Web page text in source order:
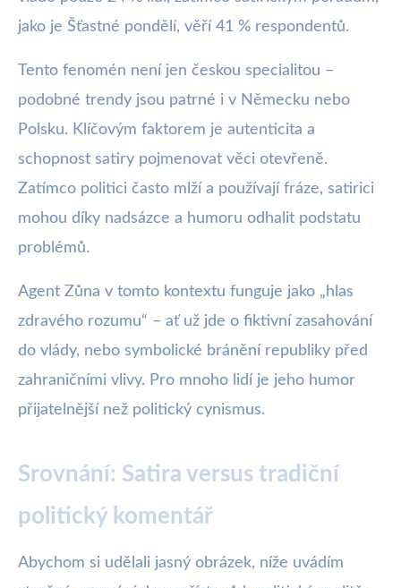
jako je Šťastné pondělí, věří 41 % respondentů.
Tento fenomén není jen českou specialitou –
podobné trendy jsou patrné i v Německu nebo
Polsku. Klíčovým faktorem je autenticita a
schopnost satiry pojmenovat věci otevřeně.
Zatímco politici často mlží a používají fráze, satirici
mohou díky nadsázce a humoru odhalit podstatu
problémů.
Agent Zůna v tomto kontextu funguje jako „hlas
zdravého rozumu“ – ať už jde o fiktivní zasahování
do vlády, nebo symbolické bránění republiky před
zahraničními vlivy. Pro mnoho lidí je jeho humor
přijatelnější než politický cynismus.
Srovnání: Satira versus tradiční
politický komentář
Abychom si udělali jasný obrázek, níže uvádím